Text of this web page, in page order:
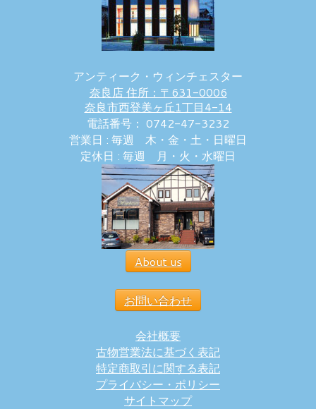
アンティーク・ウィンチェスター
奈良店 住所：〒631-0006
奈良市西登美ヶ丘1丁目4-14
電話番号： 0742-47-3232
営業日 : 毎週 木・金・土・日曜日
定休日 : 毎週 月・火・水曜日
About us
お問い合わせ
会社概要
古物営業法に基づく表記
特定商取引に関する表記
プライバシー・ポリシー
サイトマップ